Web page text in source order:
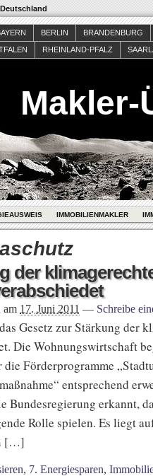
BERLIN
BRANDENBURG
RHEINLAND-PFALZ
Makler-
IMMOBILIENMAKLER
der
am 17. Juni 2011 — Schreibe
Gesetz zur Stärkung der
Die Wohnungswirtschaft
Förderprogramme
entsprechend
Bundesregierung erkannt,
Rolle spielen. Es liegt
[…]
, 7. Energiesparen,